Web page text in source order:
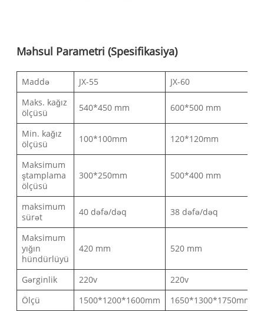
Məhsul Parametri (Spesifikasiya)
Maddə JX-55 JX-60
Maks. kağız
ölçüsü
540*450 mm 600*500 mm
Min. kağız
ölçüsü
100*100mm 120*120mm
Maksimum
ştamplama
ölçüsü
300*250mm 500*400 mm
maksimum
sürət
40 dəfə/dəq 38 dəfə/dəq
Maksimum
yığın
hündürlüyü
420 mm 520 mm
Gərginlik 220v 220v
Ölçü
1500*1200*1600mm 1650*1300*1750mm